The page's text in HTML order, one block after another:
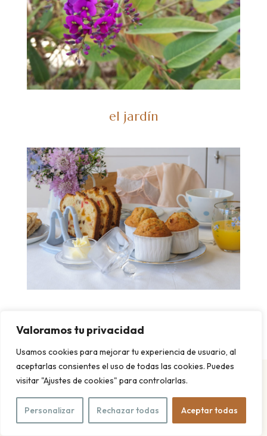
Valoramos tu privacidad
Usamos cookies para mejorar tu experiencia de usuario, al
aceptarlas consientes el uso de todas las cookies. Puedes
visitar "Ajustes de cookies" para controlarlas.
Personalizar Rechazar todas Aceptar todas
el jardín